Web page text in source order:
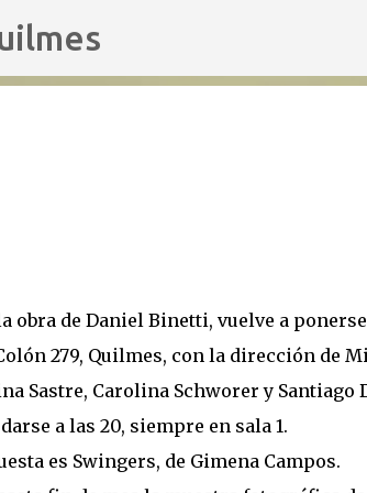
obra de Daniel Binetti, vuelve a ponerse
279, Quilmes, con la dirección de
Sastre, Carolina Schworer y Santiago
a las 20, siempre en sala 1.
es Swingers, de Gimena Campos.